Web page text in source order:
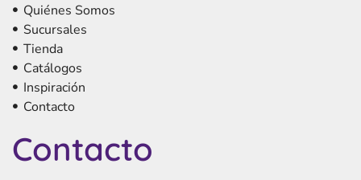
Quiénes Somos
Sucursales
Tienda
Catálogos
Inspiración
Contacto
Contacto